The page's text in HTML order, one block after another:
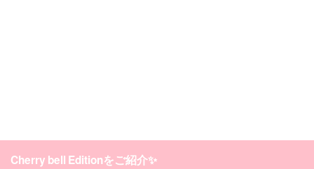
Cherry bell Editionをご紹介✨